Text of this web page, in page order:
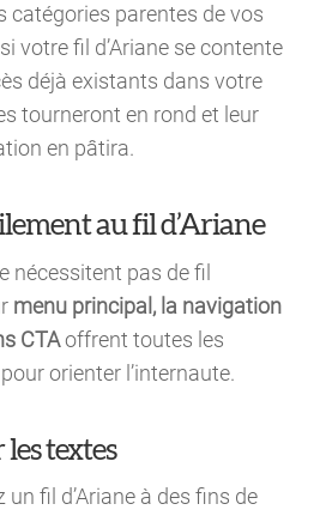
catégories parentes de vos
votre fil d’Ariane se contente
déjà existants dans votre
tourneront en rond et leur
en pâtira.
au fil d’Ariane
nécessitent pas de fil
menu principal, la navigation
CTAoffrent toutes les
orienter l’internaute.
textes
fil d’Ariane à des fins de